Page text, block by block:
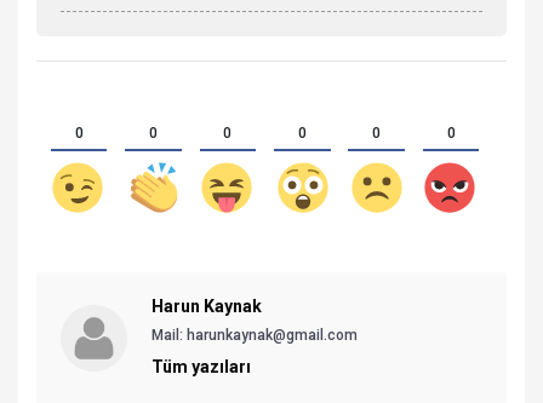
0 0 0 0 0 0
Harun Kaynak
Mail: harunkaynak@gmail.com
Tüm yazıları